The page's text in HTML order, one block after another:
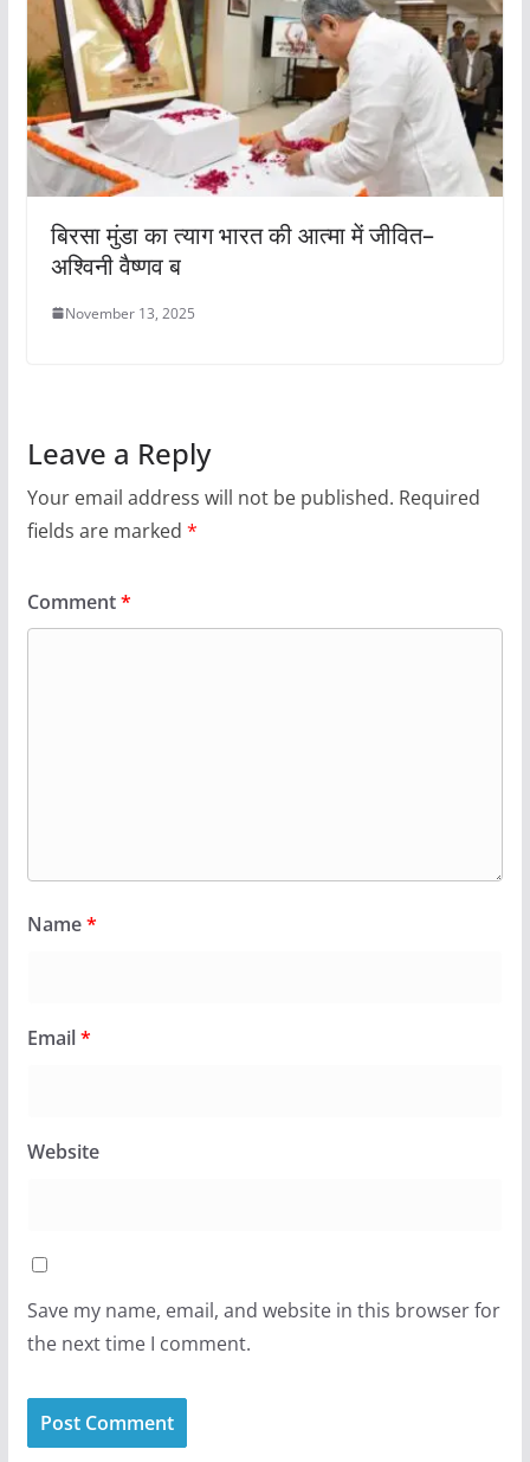
बिरसा मुंडा का त्याग भारत की आत्मा में जीवित–
अश्विनी वैष्णव ब
November 13, 2025
Leave a Reply
Your email address will not be published. Required
fields are marked *
Comment*
Name*
Email*
Website
Save my name, email, and website in this browser for
the next time I comment.